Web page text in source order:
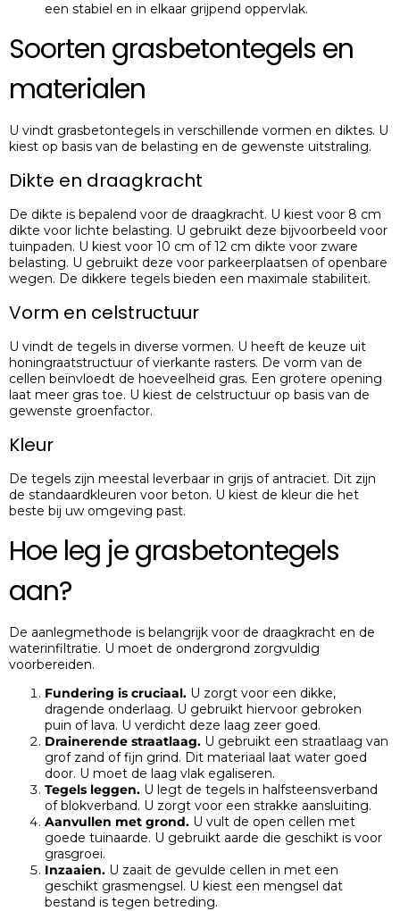
een stabiel en in elkaar grijpend oppervlak.
Soorten grasbetontegels en
materialen
U vindt grasbetontegels in verschillende vormen en diktes. U
kiest op basis van de belasting en de gewenste uitstraling.
Dikte en draagkracht
De dikte is bepalend voor de draagkracht. U kiest voor 8 cm
dikte voor lichte belasting. U gebruikt deze bijvoorbeeld voor
tuinpaden. U kiest voor 10 cm of 12 cm dikte voor zware
belasting. U gebruikt deze voor parkeerplaatsen of openbare
wegen. De dikkere tegels bieden een maximale stabiliteit.
Vorm en celstructuur
U vindt de tegels in diverse vormen. U heeft de keuze uit
honingraatstructuur of vierkante rasters. De vorm van de
cellen beïnvloedt de hoeveelheid gras. Een grotere opening
laat meer gras toe. U kiest de celstructuur op basis van de
gewenste groenfactor.
Kleur
De tegels zijn meestal leverbaar in grijs of antraciet. Dit zijn
de standaardkleuren voor beton. U kiest de kleur die het
beste bij uw omgeving past.
Hoe leg je grasbetontegels
aan?
De aanlegmethode is belangrijk voor de draagkracht en de
waterinfiltratie. U moet de ondergrond zorgvuldig
voorbereiden.
Fundering is cruciaal. U zorgt voor een dikke,
dragende onderlaag. U gebruikt hiervoor gebroken
puin of lava. U verdicht deze laag zeer goed.
Drainerende straatlaag. U gebruikt een straatlaag van
grof zand of fijn grind. Dit materiaal laat water goed
door. U moet de laag vlak egaliseren.
Tegels leggen. U legt de tegels in halfsteensverband
of blokverband. U zorgt voor een strakke aansluiting.
Aanvullen met grond. U vult de open cellen met
goede tuinaarde. U gebruikt aarde die geschikt is voor
grasgroei.
Inzaaien. U zaait de gevulde cellen in met een
geschikt grasmengsel. U kiest een mengsel dat
bestand is tegen betreding.